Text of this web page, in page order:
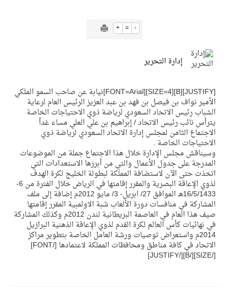
سيل الخير يروي ملاعب الكوكب
المنتخب السعودي ينافس (64) دولة في أولمبياد الفلك والفيزياء الفلكية الدولي بالهند
+ = -
إدارة التحرير
[JUSTIFY][B][SIZE=4][FONT=Arial]نيابة عن صاحب السمو الملكي
الأمير نواف بن فيصل بن فهد بن عبد العزيز الرئيس العام لرعاية
الشباب رئيس الاتحاد السعودي لرياضة ذوي الاحتياجات الخاصة
يترأس نائب رئيس الاتحاد / إبراهيم بن علي العلي مساء غداً
الاجتماع الثامن لمجلس إدارة الاتحاد السعودي لرياضة ذوي
الاحتياجات الخاصة .
وسيناقش مجلس الإدارة خلال هذا الاجتماع جملة من الموضوعات
المدرجة على جدول الأعمال والتي من أبرزها الاستعدادات التي
اتخذت حتى الآن لاستضافة المملكة لبطولة الخليج لكرة الهدف
لذوي الإعاقة البصرية والمقرر إقامتها في الرياض خلال الفترة من 6-
16/5/1433هـ الموافق 27/ ابريل- 3/ مايو 2012م إضافة إلى ملف
المشاركة في منافسات دورة الألعاب شبة الاولمبية المقرر إقامتها
صيف هذا العام في العاصمة البريطانية لندن 2012م وكذلك المشاركة
في نهائيات كأس العالم لكرة القدم لذوي الإعاقة الذهنية البرازيل
2014م واستعراض توصيات ورشة العامل الخاصة بتطوير مراكز
الاتحاد في كافة مناطق ومحافظات المملكة لاعتمادها [/FONT]
[/SIZE][/B][/JUSTIFY]